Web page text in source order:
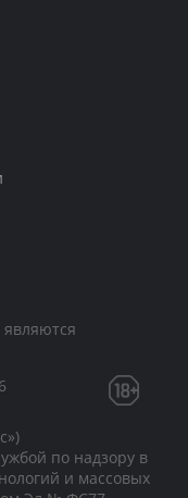
по надзору в
и массовых